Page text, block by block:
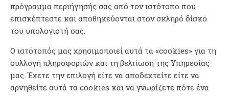
πρόγραμμα περιήγησής σας από τον ιστότοπο που
επισκέπτεστε και αποθηκεύονται στον σκληρό δίσκο
του υπολογιστή σας.
Ο ιστότοπός μας χρησιμοποιεί αυτά τα «cookies» για τη
συλλογή πληροφοριών και τη βελτίωση της Υπηρεσίας
μας. Έχετε την επιλογή είτε να αποδεχτείτε είτε να
αρνηθείτε αυτά τα cookies και να γνωρίζετε πότε ένα